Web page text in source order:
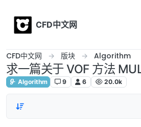
CFD中文网
CFD中文网 版块 Algorithm
求一篇关于 VOF 方法
Algorithm 9 6 20.0k